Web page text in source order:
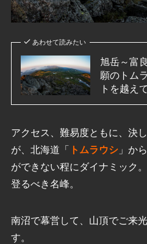
あわせて読みたい
旭岳～富
願のトム
トを越え
アクセス、難易度ともに、決
が、北海道「
トムラウシ」か
ができない程にダイナミック
登るべき名峰。
南沼で幕営して、山頂でご来
す。